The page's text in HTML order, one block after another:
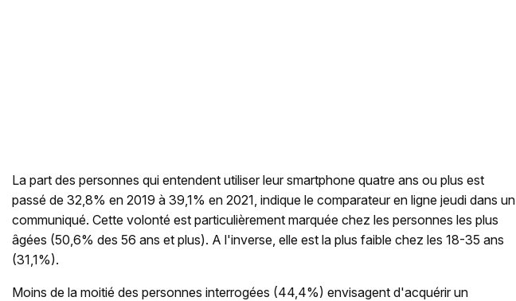
La part des personnes qui entendent utiliser leur smartphone quatre ans ou plus est
passé de 32,8% en 2019 à 39,1% en 2021, indique le comparateur en ligne jeudi dans un
communiqué. Cette volonté est particulièrement marquée chez les personnes les plus
âgées (50,6% des 56 ans et plus). A l'inverse, elle est la plus faible chez les 18-35 ans
(31,1%).
Moins de la moitié des personnes interrogées (44,4%) envisagent d'acquérir un